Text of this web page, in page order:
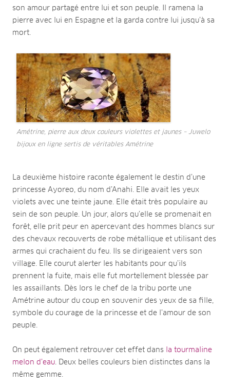
son amour partagé entre lui et son peuple. Il ramena la
pierre avec lui en Espagne et la garda contre lui jusqu’à sa
mort.
Amétrine, pierre aux deux couleurs violettes et jaunes – Juwelo
bijoux en ligne sertis de véritables Amétrine
La deuxième histoire raconte également le destin d’une
princesse Ayoreo, du nom d’Anahi. Elle avait les yeux
violets avec une teinte jaune. Elle était très populaire au
sein de son peuple. Un jour, alors qu’elle se promenait en
forêt, elle prit peur en apercevant des hommes blancs sur
des chevaux recouverts de robe métallique et utilisant des
armes qui crachaient du feu. Ils se dirigeaient vers son
village. Elle courut alerter les habitants pour qu’ils
prennent la fuite, mais elle fut mortellement blessée par
les assaillants. Dès lors le chef de la tribu porte une
Amétrine autour du coup en souvenir des yeux de sa fille,
symbole du courage de la princesse et de l’amour de son
peuple.
On peut également retrouver cet effet dans
la tourmaline
melon d’eau . Deux belles couleurs bien distinctes dans la
même gemme.